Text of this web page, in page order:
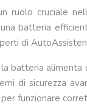
ruolo cruciale
una batteria
di
la batteria
di sicurezza
funzionare